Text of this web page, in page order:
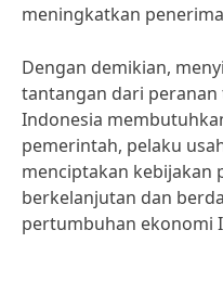
meningkatkan
Dengan demikian,
tantangan dari
Indonesia
pemerintah, pelaku
menciptakan kebijakan
berkelanjutan dan
pertumbuhan ekonomi